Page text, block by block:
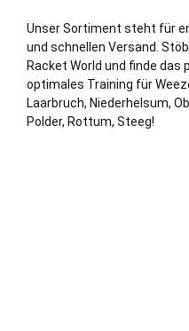
Unser Sortiment steht für
und schnellen Versand.
Racket World und finde
optimales Training für
Laarbruch, Niederhelsum,
Polder, Rottum, Steeg!